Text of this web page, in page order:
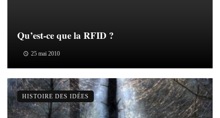
Qu’est-ce que la RFID ?
25 mai 2010
HISTOIRE DES IDÉES